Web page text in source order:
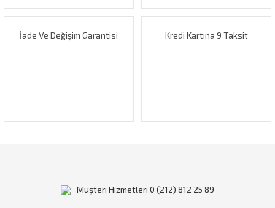
İade Ve Değişim Garantisi Kredi Kartına 9 Taksit
Müşteri Hizmetleri 0 (212) 812 25 89